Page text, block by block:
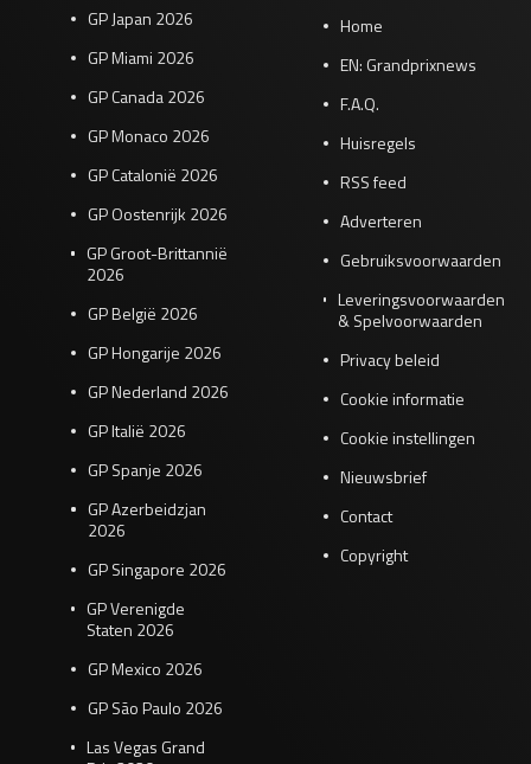
GP Japan 2026
GP Miami 2026
GP Canada 2026
GP Monaco 2026
GP Catalonië 2026
GP Oostenrijk 2026
GP Groot-Brittannië
2026
GP België 2026
GP Hongarije 2026
GP Nederland 2026
GP Italië 2026
GP Spanje 2026
GP Azerbeidzjan
2026
GP Singapore 2026
GP Verenigde
Staten 2026
GP Mexico 2026
GP São Paulo 2026
Las Vegas Grand
Home
EN: Grandprixnews
F.A.Q.
Huisregels
RSS feed
Adverteren
Gebruiksvoorwaarden
Leveringsvoorwaarden
& Spelvoorwaarden
Privacy beleid
Cookie informatie
Cookie instellingen
Nieuwsbrief
Contact
Copyright